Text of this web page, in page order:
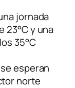
jornada
23°C y una
35°C
esperan
norte